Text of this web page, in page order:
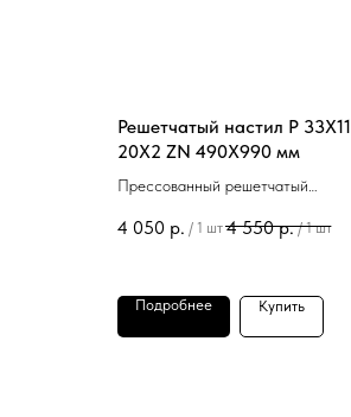
Решетчатый настил P 33Х11
20Х2 ZN 490Х990 мм
Прессованный решетчатый
20Х2 ZN 490Х990 мм в наличии.
4 050 р. / 1 шт 4 550 р. / 1 шт
Подробнее Купить